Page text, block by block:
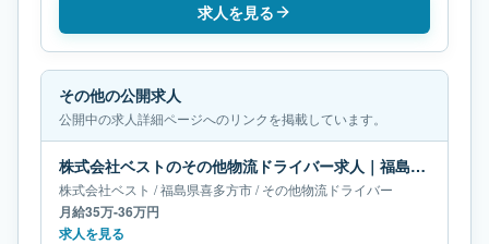
求人を見る
その他の公開求人
公開中の求人詳細ページへのリンクを掲載しています。
株式会社ベストのその他物流ドライバー求人｜福島県喜多方市｜月給35万-36万円
株式会社ベスト /福島県喜多方市/その他物流ドライバー
月給35万-36万円
求人を見る